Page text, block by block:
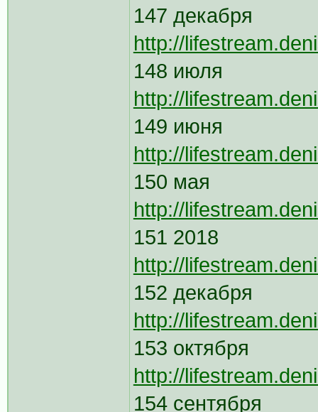
147 декабря
http://
148 июля
http://
149 июня
http://
150 мая
http://
151 2018
http://
152 декабря
http://
153 октября
http://
154 сентября